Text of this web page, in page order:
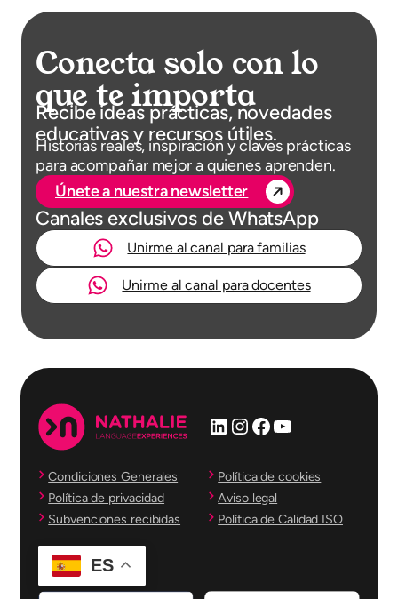
Conecta solo con lo
que te importa
Recibe ideas prácticas, novedades
educativas y recursos útiles.
Historias reales, inspiración y claves prácticas
para acompañar mejor a quienes aprenden.
Únete a nuestra newsletter
Canales exclusivos de WhatsApp
Unirme al canal para familias
Unirme al canal para docentes
LinkedIn
Instagram
Facebook
YouTube
Condiciones Generales
Política de cookies
Política de privacidad
Aviso legal
Subvenciones recibidas
Política de Calidad ISO
ES